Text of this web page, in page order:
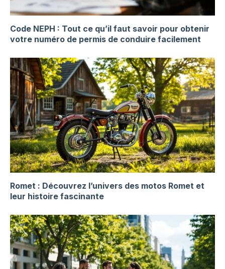
Code NEPH : Tout ce qu’il faut savoir pour obtenir
votre numéro de permis de conduire facilement
Romet : Découvrez l’univers des motos Romet et
leur histoire fascinante